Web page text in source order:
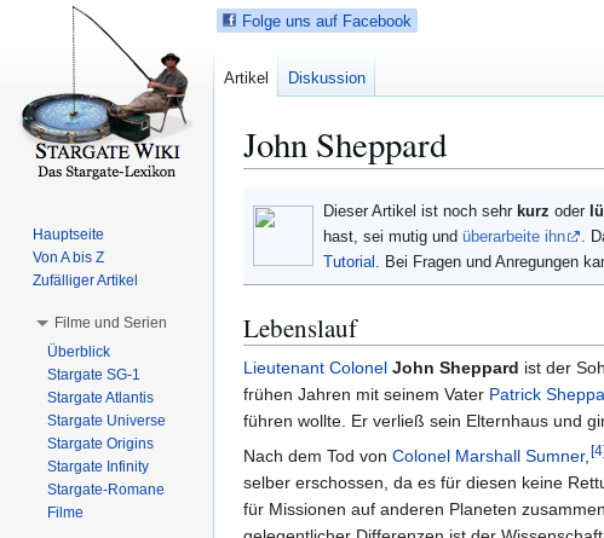
John Sheppard
N
v
i
g
a
i
o
n
S
c
h
e
s
r
i
n
Dieser Artikel ist noch sehr kurz oder
hast, sei mutig und überarbeite ihn
.
Tutorial . Bei Fragen und Anregungen
Lebenslauf
Lieutenant Colonel John Sheppard ist der
frühen Jahren mit seinem Vater Patrick
führen wollte. Er verließ sein Elternhaus und
Nach dem Tod von Colonel Marshall Sumner,[4
selber erschossen, da es für diesen keine
für Missionen auf anderen Planeten
Folge uns auf Facebook
Artikel Diskussion
Hauptseite
Von A bis Z
Zufälliger Artikel
Filme und Serien
Überblick
Stargate SG-1
Stargate Atlantis
Stargate Universe
Stargate Origins
Stargate Infinity
Stargate-Romane
Filme